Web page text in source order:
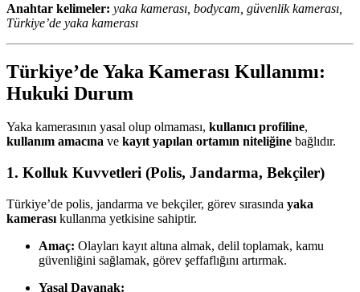
Anahtar kelimeler: yaka kamerası, bodycam, güvenlik kamerası,
Türkiye’de yaka kamerası
Türkiye’de Yaka Kamerası Kullanımı:
Hukuki Durum
Yaka kamerasının yasal olup olmaması, kullanıcı profiline,
kullanım amacına ve kayıt yapılan ortamın niteliğine bağlıdır.
1. Kolluk Kuvvetleri (Polis, Jandarma, Bekçiler)
Türkiye’de polis, jandarma ve bekçiler, görev sırasında yaka
kamerası kullanma yetkisine sahiptir.
Amaç: Olayları kayıt altına almak, delil toplamak, kamu
güvenliğini sağlamak, görev şeffaflığını artırmak.
Yasal Dayanak: